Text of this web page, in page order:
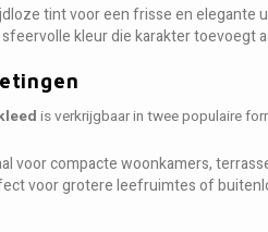
tint voor een frisse en elegante
kleur die karakter toevoegt
is verkrijgbaar in twee populaire
voor compacte woonkamers,
voor grotere leefruimtes of